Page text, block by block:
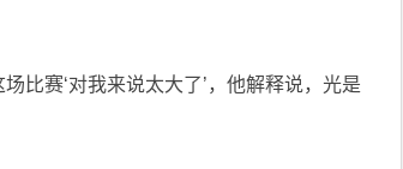
比赛‘对我来说太大了’，他解释说，光是